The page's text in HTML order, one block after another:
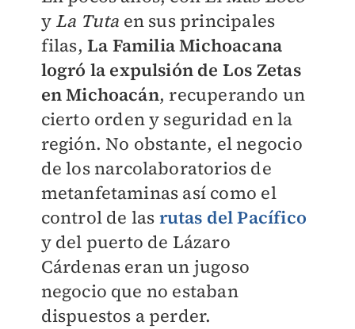
y La Tuta en sus principales
filas, La Familia Michoacana
logró la expulsión de Los Zetas
en Michoacán, recuperando un
cierto orden y seguridad en la
región. No obstante, el negocio
de los narcolaboratorios de
metanfetaminas así como el
control de las rutas del Pacífico
y del puerto de Lázaro
Cárdenas eran un jugoso
negocio que no estaban
dispuestos a perder.